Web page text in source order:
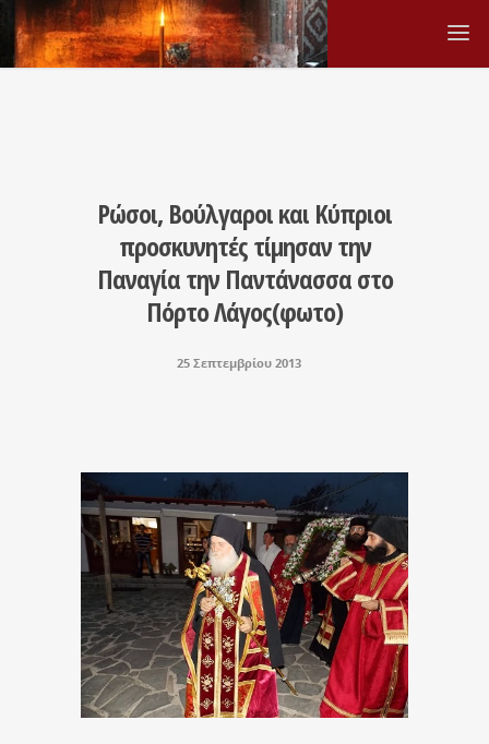
Ρώσοι, Βούλγαροι και Κύπριοι
προσκυνητές τίμησαν την
Παναγία την Παντάνασσα στο
Πόρτο Λάγος(φωτο)
25 Σεπτεμβρίου 2013